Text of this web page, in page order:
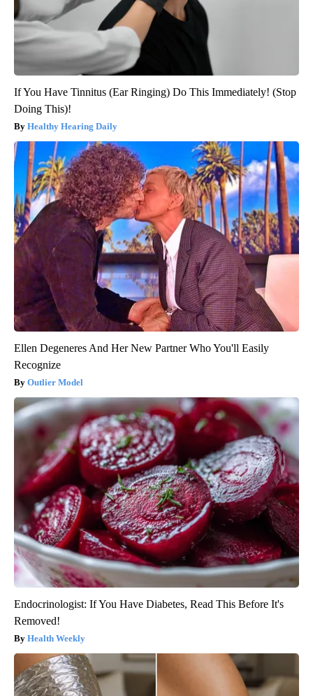
If You Have Tinnitus (Ear Ringing) Do This Immediately! (Stop
Doing This)!
Healthy Hearing Daily
Ellen Degeneres And Her New Partner Who You'll Easily
Recognize
Outlier Model
Endocrinologist: If You Have Diabetes, Read This Before It's
Removed!
Health Weekly